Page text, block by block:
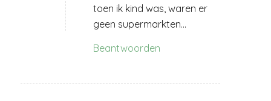
toen ik kind was, waren er
geen supermarkten…
Beantwoorden